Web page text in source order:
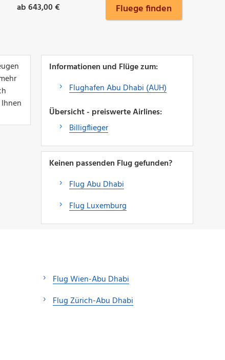
ab 643,00 € Fluege finden
Informationen und Flüge zum:
Flughafen Abu Dhabi (AUH)
Übersicht - preiswerte Airlines:
Billigflieger
Keinen passenden Flug gefunden?
Flug Abu Dhabi
Flug Luxemburg
Flug Wien-Abu Dhabi
Flug Zürich-Abu Dhabi